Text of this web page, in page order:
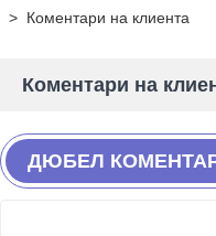
> Коментари на клиента
Коментари на
ДЮБЕЛ